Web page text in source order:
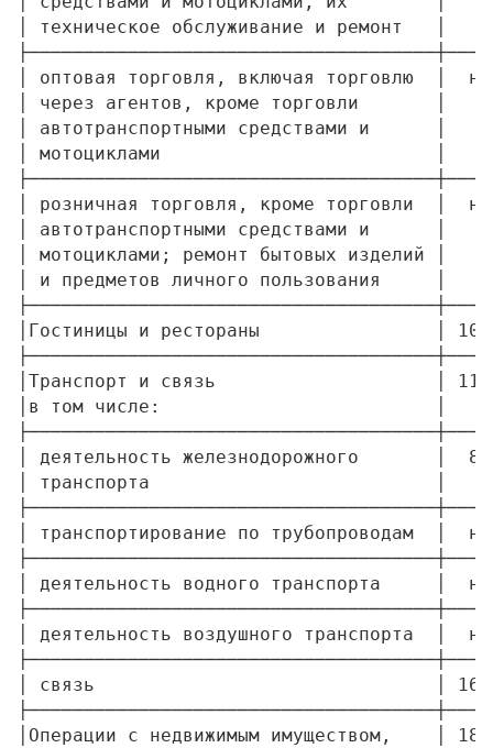
│ техническое обслуживание и
│ оптовая торговля, включая торговлю
│ через агентов, кроме торговли
│ автотранспортными средствами и
│ мотоциклами                         │
│ розничная торговля, кроме торговли
│ автотранспортными средствами и
│ мотоциклами; ремонт бытовых
│ и предметов личного
│Гостиницы и рестораны                │
│Транспорт и связь                    │
│в том числе:                         │
│ деятельность железнодорожного       │
│ транспорта                          │
│ транспортирование по трубопроводам
│ деятельность водного транспорта     │
│ деятельность воздушного транспорта
│ связь                               │ 16,5│
│Операции с недвижимым имуществом,    │